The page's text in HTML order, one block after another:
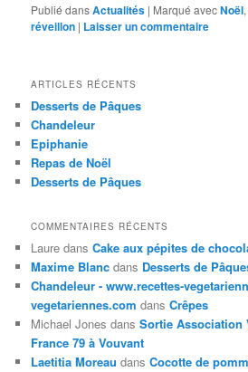
Publié dansActualités | Marqué avecNoël
réveillon | Laisser un commentaire
ARTICLES RÉCENTS
Desserts de Pâques
Chandeleur
Epiphanie
Repas de Noël
Desserts de Pâques
COMMENTAIRES RÉCENTS
Laure dansCake aux pépites de
Maxime Blanc dans Desserts de
Chandeleur - www.recettes-
vegetariennes.com dansCrêpes
Michael Jones dansSortie Association
France 79 à Vouvant
Laetitia Moreau dansCocotte de